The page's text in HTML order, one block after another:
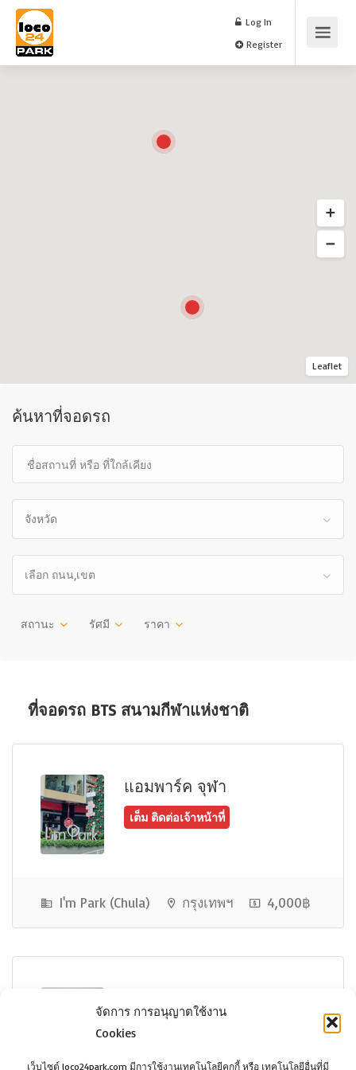
จัดการ การอนุญาตใช้งาน
Cookies
เว็บไซต์ loco24park.com มีการใช้งานเทคโนโลยีคุกกี้ หรือ เทคโนโลยีอื่นที่มี
Log In
ค้นหาที่จอดรถ
จังหวัด
เลือก ถนน,เขต
สถานะ รัศมี ราคา
ที่จอดรถ BTS สนามกีฬาแห่งชาติ
แอมพาร์ค จุฬา
เต็ม ติดต่อเจ้าหน้าที่
I'm Park (Chula) กรุงเทพฯ 4,000฿
Leaflet